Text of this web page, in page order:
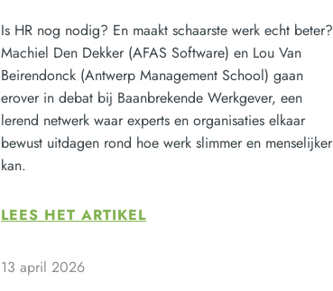
Is HR nog nodig? En maakt schaarste werk echt beter?
Machiel Den Dekker (AFAS Software) en Lou Van
Beirendonck (Antwerp Management School) gaan
erover in debat bij Baanbrekende Werkgever, een
lerend netwerk waar experts en organisaties elkaar
bewust uitdagen rond hoe werk slimmer en menselijker
kan.
LEES HET ARTIKEL
13 april 2026